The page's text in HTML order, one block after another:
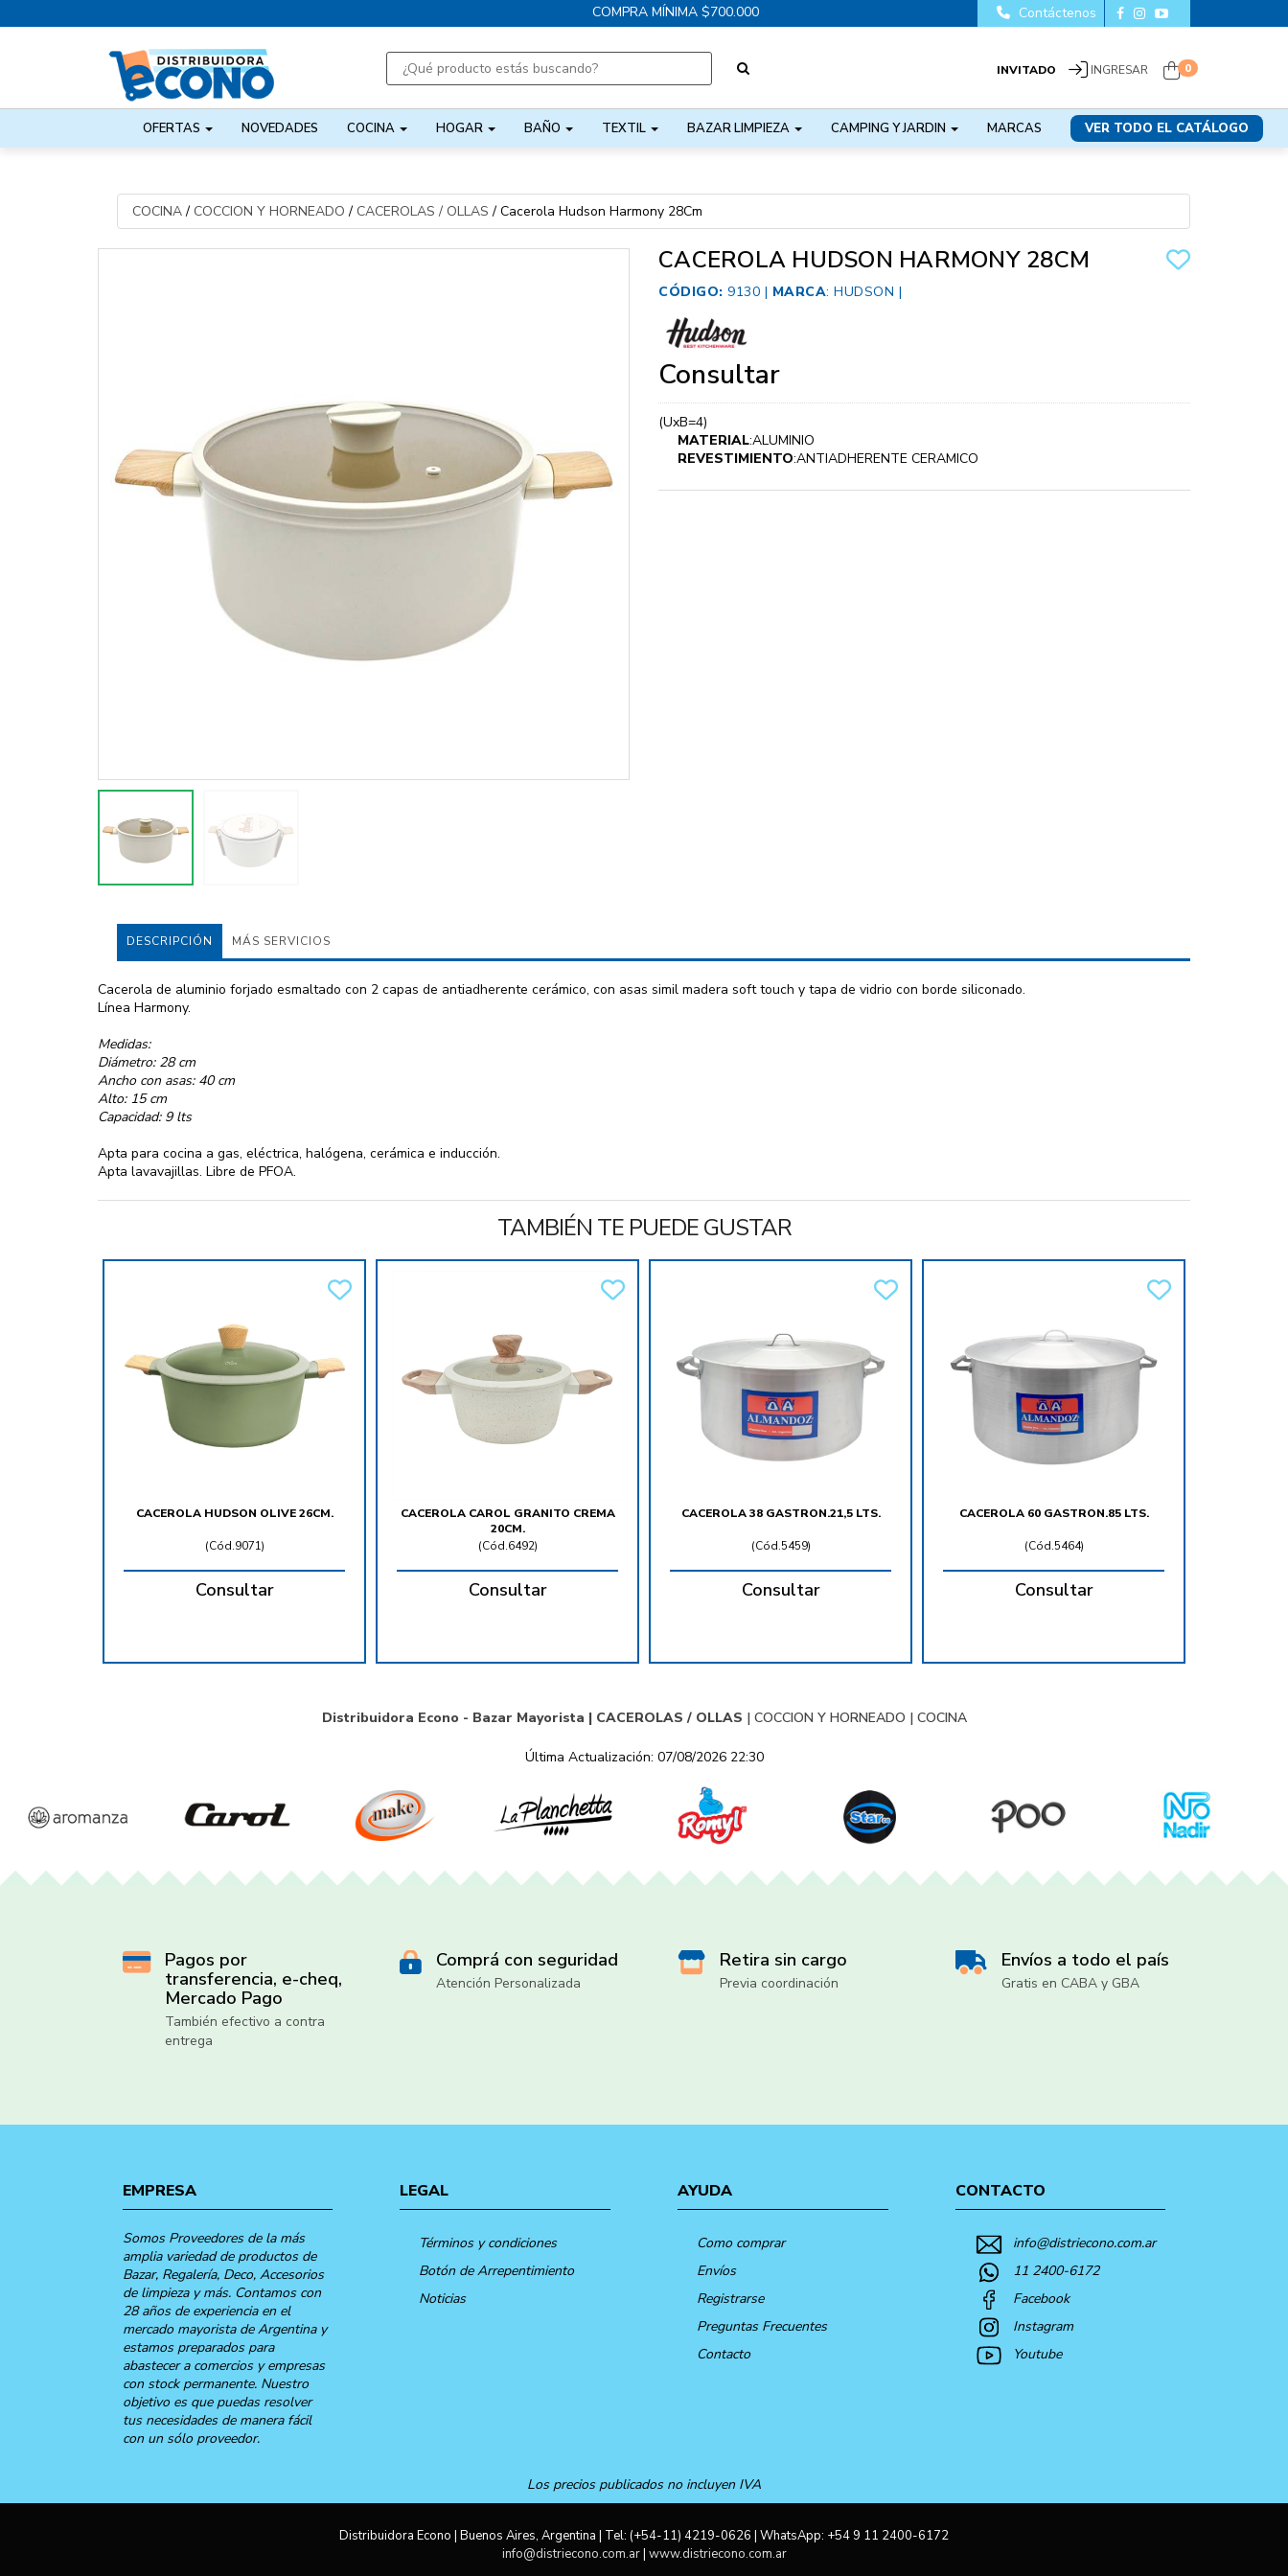
COMPRA MÍNIMA $700.000
INVITADO INGRESAR 0
OFERTAS NOVEDADES COCINA HOGAR BAÑO TEXTIL BAZAR LIMPIEZA CAMPING Y JARDIN MARCAS VER TODO EL CATÁLOGO
Contáctenos
COCINA/ COCCION Y HORNEADO / CACEROLAS / OLLAS / Cacerola Hudson Harmony 28Cm
CACEROLA HUDSON HARMONY 28CM
CÓDIGO: 9130 | MARCA: HUDSON |
Consultar
(UxB=4)
MATERIAL:ALUMINIO
REVESTIMIENTO:ANTIADHERENTE CERAMICO
DESCRIPCIÓN MÁS SERVICIOS
Cacerola de aluminio forjado esmaltado con 2 capas de antiadherente cerámico, con asas simil madera soft touch y tapa de vidrio con borde siliconado.
Línea Harmony.
Medidas:
Diámetro: 28 cm
Ancho con asas: 40 cm
Alto: 15 cm
Capacidad: 9 lts
Apta para cocina a gas, eléctrica, halógena, cerámica e inducción.
Apta lavavajillas. Libre de PFOA.
TAMBIÉN TE PUEDE GUSTAR
CACEROLA HUDSON OLIVE 26CM.
(Cód.9071)
Consultar
CACEROLA CAROL GRANITO CREMA
20CM.
(Cód.6492)
Consultar
CACEROLA 38 GASTRON.21,5 LTS.
(Cód.5459)
Consultar
CACEROLA 60 GASTRON.85 LTS.
(Cód.5464)
Consultar
Distribuidora Econo - Bazar Mayorista | CACEROLAS / OLLAS | COCCION Y HORNEADO | COCINA
Última Actualización: 07/08/2026 22:30
Pagos por
transferencia, e-cheq,
Mercado Pago
También efectivo a contra
entrega
Comprá con seguridad
Atención Personalizada
Retira sin cargo
Previa coordinación
Envíos a todo el país
Gratis en CABA y GBA
EMPRESA
Somos Proveedores de la más
amplia variedad de productos de
Bazar, Regalería, Deco, Accesorios
de limpieza y más. Contamos con
28 años de experiencia en el
mercado mayorista de Argentina y
estamos preparados para
abastecer a comercios y empresas
con stock permanente. Nuestro
objetivo es que puedas resolver
tus necesidades de manera fácil
con un sólo proveedor.
LEGAL
Términos y condiciones
Botón de Arrepentimiento
Noticias
AYUDA
Como comprar
Envíos
Registrarse
Preguntas Frecuentes
Contacto
CONTACTO
info@distriecono.com.ar
11 2400-6172
Facebook
Instagram
Youtube
Los precios publicados no incluyen IVA
Distribuidora Econo | Buenos Aires, Argentina | Tel: (+54-11) 4219-0626 | WhatsApp: +54 9 11 2400-6172
info@distriecono.com.ar| www.distriecono.com.ar